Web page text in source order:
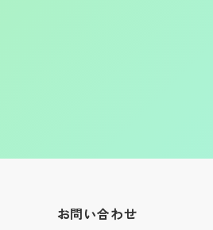
お問い合わせ